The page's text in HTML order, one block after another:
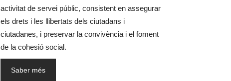
activitat de servei públic, consistent en assegurar
els drets i les llibertats dels ciutadans i
ciutadanes, i preservar la convivència i el foment
de la cohesió social.
Saber més